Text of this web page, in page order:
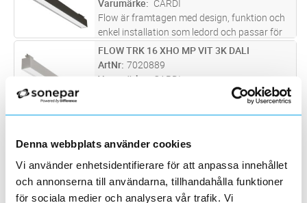
Denna webbplats använder cookies
Vi använder enhetsidentifierare för att anpassa innehållet
och annonserna till användarna, tillhandahålla funktioner
för sociala medier och analysera vår trafik. Vi
Varumärke
CARDI
Flow är framtagen med design, funktion och
enkel installation som ledord och passar för
kontor och andra typer av offentliga miljöer.
Armaturen har en direkt ljusfördelning. Flow
track har en adapter
ST Lägg i kundvagn
FLOW TRK 16 XHO MP VIT 3K DALI
ArtNr 7020889
Varumärke
CARDI
Flow är framtagen med design, funktion och
enkel installation som ledord och passar för
track har en adapter...läs mer
ArtNr 7020890
Flow är framtagen med design, funktion och
enkel installation som ledord och passar för
kontor och andra typer av offentliga miljöer.